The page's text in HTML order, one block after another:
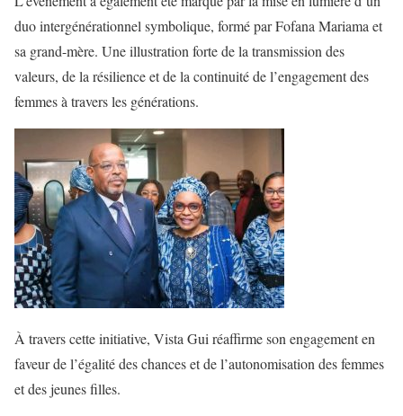
duo intergénérationnel symbolique, formé par Fofana Mariama et
sa grand-mère. Une illustration forte de la transmission des
valeurs, de la résilience et de la continuité de l’engagement des
femmes à travers les générations.
À travers cette initiative, Vista Gui réaffirme son engagement en
faveur de l’égalité des chances et de l’autonomisation des femmes
et des jeunes filles.